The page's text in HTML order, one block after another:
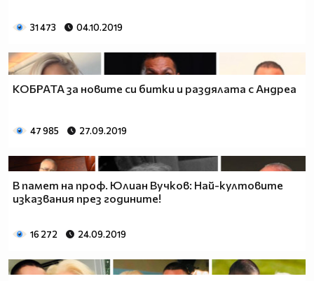
31 473 04.10.2019
КОБРАТА за новите си битки и раздялата с Андреа
47 985 27.09.2019
В памет на проф. Юлиан Вучков: Най-култовите
изказвания през годините!
16 272 24.09.2019